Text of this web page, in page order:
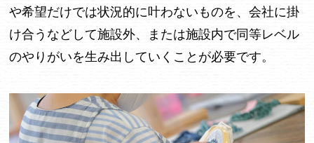
や希望だけでは状況的に叶わないものを、会社に掛
け合うなどして施設外、または施設内で同等レベル
のやりがいを生み出していくことが必要です。